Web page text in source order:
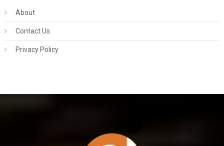
About
Contact Us
Privacy Policy